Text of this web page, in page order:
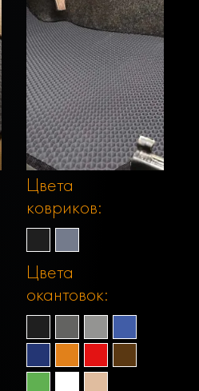
Цвета
ковриков:
Цвета
окантовок: